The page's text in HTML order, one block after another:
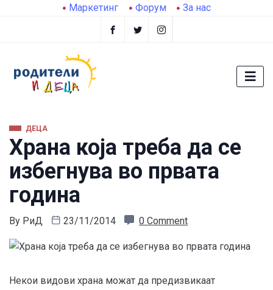
Маркетинг Форум За нас
ДЕЦА
Храна која треба да се
избегнува во првата
година
By РиД 23/11/2014 0 Comment
Некои видови храна можат да предизвикаат